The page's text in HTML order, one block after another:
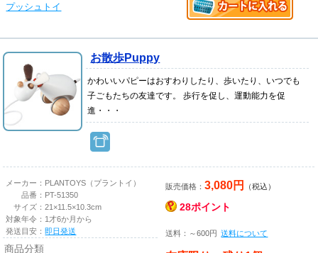
プッシュトイ
お散歩Puppy
かわいいパピーはおすわりしたり、歩いたり、いつでも
子ごもたちの友達です。 歩行を促し、運動能力を促
進・・・
メーカー： PLANTOYS（プラントイ）
品番： PT-51350
サイズ：21×11.5×10.3cm
対象年令： 1才6か月から
発送目安： 即日発送
商品分類
販売価格：3,080円 （税込）
28ポイント
送料：～600円 送料について